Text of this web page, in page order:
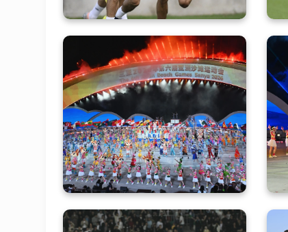
эттирмоқда
Тантанали очилиш
маросимидан ёрқин
суратлар